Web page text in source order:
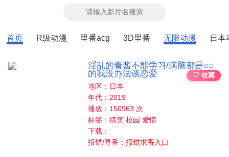
首页 R级动漫 里番acg 3D里番 无限动漫 日本
淫乱的青酱不能学习/满脑都是○○
的我没办法谈恋爱
♡ 收藏
地区：日本
年代：2019
播放：150963 次
标签：搞笑 校园 爱情
下载：
报错/寻番：报错求番入口